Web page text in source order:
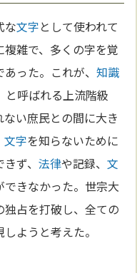
な文字として使われて
複雑で、多くの字を覚
あった。これが、知識
と呼ばれる上流階級
ない庶民との間に大き
文字を知らないために
きず、法律や記録、文
きなかった。世宗大
独占を打破し、全ての
ようと考えた。